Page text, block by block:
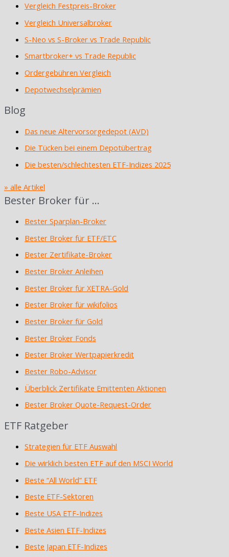
Vergleich Festpreis-Broker
Vergleich Universalbroker
S-Neo vs S-Broker vs Trade Republic
Smartbroker+ vs Trade Republic
Ordergebühren Vergleich
Depotwechselprämien
Blog
Das neue Altervorsorgedepot (AVD)
Die Tücken bei einem Depotübertrag
Die besten/schlechtesten ETF-Indizes 2025
» alle Artikel
Bester Broker für …
Bester Sparplan-Broker
Bester Broker für ETF/ETC
Bester Zertifikate-Broker
Bester Broker Anleihen
Bester Broker für XETRA-Gold
Bester Broker für wikifolios
Bester Broker für Gold
Bester Broker Fonds
Bester Broker Wertpapierkredit
Bester Robo-Advisor
Überblick Zertifikate Emittenten Aktionen
Bester Broker Quote-Request-Order
ETF Ratgeber
Strategien für ETF Auswahl
Die wirklich besten ETF auf den MSCI World
Beste “All World” ETF
Beste ETF-Sektoren
Beste USA ETF-Indizes
Beste Asien ETF-Indizes
Beste Japan ETF-Indizes